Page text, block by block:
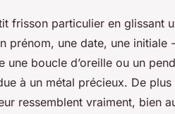
frisson particulier en glissant
prénom, une date, une initiale
une boucle d’oreille ou un
à un métal précieux. De
ressemblent vraiment, bien